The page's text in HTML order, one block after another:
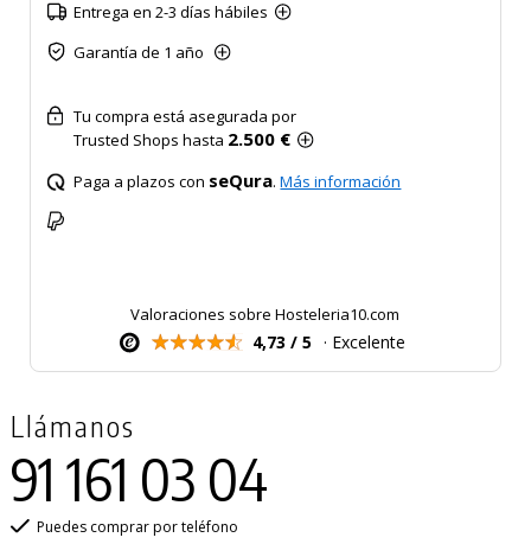
Entrega en 2-3 días hábiles
Garantía de 1 año
Tu compra está asegurada por
Trusted Shops hasta 2.500 €
Paga a plazos con seQura.Más información
Valoraciones sobre Hosteleria10.com
4,73 / 5 · Excelente
Llámanos
91 161 03 04
Puedes comprar por teléfono